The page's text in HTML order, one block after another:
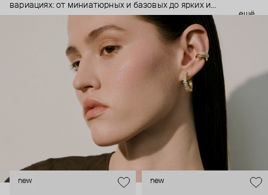
вариациях: от миниатюрных и базовых до ярких и
массивных, которые сразу становятся главным элементом
образа. Героиня бренда – девушка из мегаполиса, которой
нужно как минимум 25 часов в сутках, чтобы все успеть, и
внушительный арсенал украшений, чтобы, поменяв серьги,
поехать на вечеринку сразу из офиса.
ещё
new new